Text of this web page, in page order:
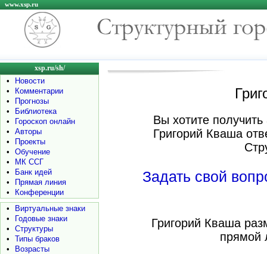
www.xsp.ru
xsp.ru/sh/
•
Новости
•
Комментарии
•
Прогнозы
•
Библиотека
•
Гороскоп онлайн
•
Авторы
•
Проекты
•
Обучение
•
МК ССГ
•
Банк идей
•
Прямая линия
•
Конференции
•
Виртуальные знаки
•
Годовые знаки
•
Структуры
•
Типы браков
•
Возрасты
Вы хотите
Григорий Кваша
Задать свой
Григорий Кваша
прямой